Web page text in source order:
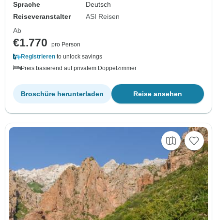
Sprache
Deutsch
Reiseveranstalter
ASI Reisen
Ab
€1.770
pro Person
Registrieren to unlock savings
Preis basierend auf privatem Doppelzimmer
Reise ansehen
Broschüre herunterladen